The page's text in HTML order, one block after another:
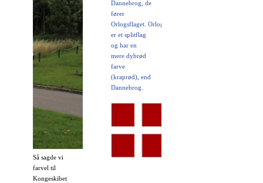
Så sagde vi
farvel til
Kongeskibet
Dannebrog, de
fører
Orlogsflaget. Orlogsflaget
er et splitflag
og har en
mere dybrød
farve
(kraprød), end
Dannebrog.